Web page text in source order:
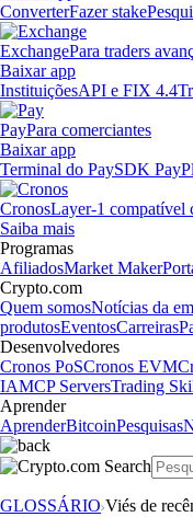
ConverterFazer stake
ExchangePara traders
Baixar app
InstituiçõesAPI e FIX 4.4
PayPara comerciantes
Baixar app
Terminal do PaySDK Pay
CronosLayer-1 compatível
Saiba mais
Programas
AfiliadosMarket Maker
Crypto.com
Quem somosNotícias da
produtosEventosCarreiras
Desenvolvedores
Cronos PoSCronos EVM
IAMCP ServersTrading
Aprender
AprenderBitcoinPesquisas
GLOSSÁRIO Viés de